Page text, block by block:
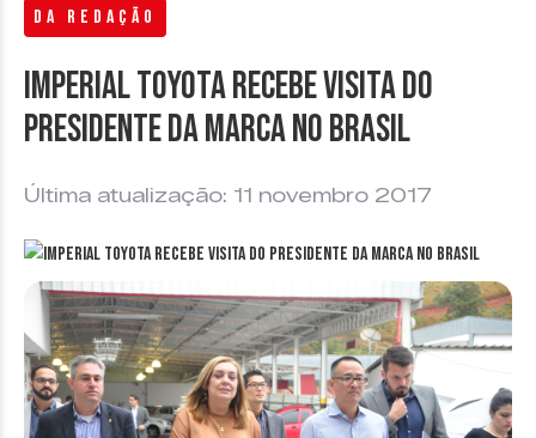
DA REDAÇÃO
Imperial Toyota recebe visita do
Presidente da marca no Brasil
Última atualização: 11 novembro 2017